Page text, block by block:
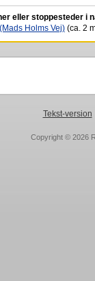
eller stoppesteder i
Holms Vej) (ca. 2
Tekst-version
Copyright © 2026